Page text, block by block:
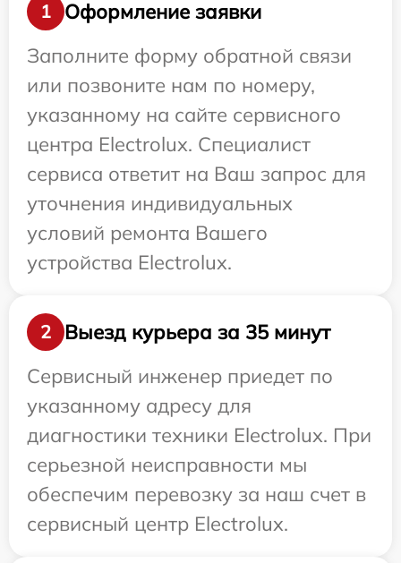
1
Оформление заявки
Заполните форму обратной связи
или позвоните нам по номеру,
указанному на сайте сервисного
центра Electrolux. Специалист
сервиса ответит на Ваш запрос для
уточнения индивидуальных
условий ремонта Вашего
устройства Electrolux.
2
Выезд курьера за 35 минут
Сервисный инженер приедет по
указанному адресу для
диагностики техники Electrolux. При
серьезной неисправности мы
обеспечим перевозку за наш счет в
сервисный центр Electrolux.